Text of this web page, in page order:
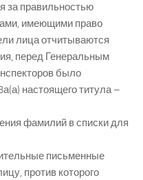
за правильностью
имеющими право
лица отчитываются
перед Генеральным
было
настоящего титула –
фамилий в списки для
письменные
против которого